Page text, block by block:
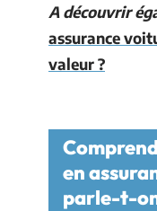
A découvrir
assurance
valeur ?
en
parle-t-